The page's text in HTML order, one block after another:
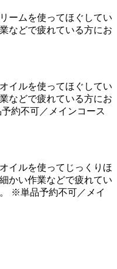
ームを使ってほぐしてい
などで疲れている方にお
イルを使ってほぐしてい
などで疲れている方にお
約不可／メインコース
イルを使ってじっくりほ
かい作業などで疲れてい
※単品予約不可／メイ